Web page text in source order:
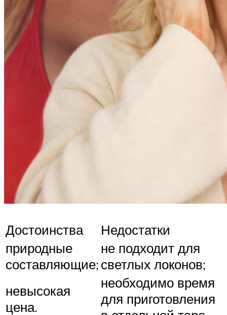
Достоинства
Недостатки
природные
составляющие;
не подходит для
светлых локонов;
невысокая
цена.
необходимо время
для приготовления